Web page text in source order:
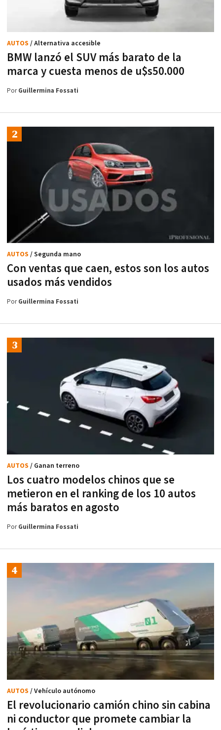
BMW lanzó el SUV más barato de la
marca y cuesta menos de u$s50.000
AUTOS / Alternativa accesible
PorGuillermina Fossati
Con ventas que caen, estos son los autos
usados más vendidos
AUTOS / Segunda mano
PorGuillermina Fossati
Los cuatro modelos chinos que se
metieron en el ranking de los 10 autos
más baratos en agosto
AUTOS / Ganan terreno
PorGuillermina Fossati
El revolucionario camión chino sin cabina
ni conductor que promete cambiar la
AUTOS / Vehículo autónomo